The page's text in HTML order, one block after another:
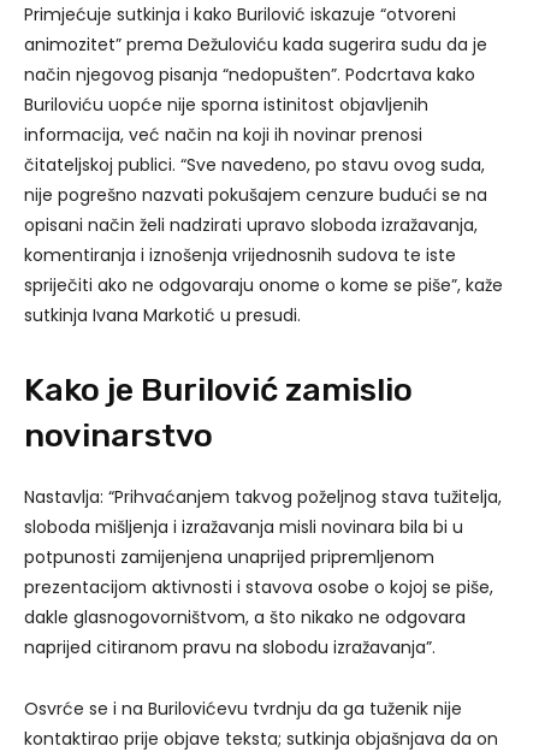
Primjećuje sutkinja i kako Burilović iskazuje “otvoreni
animozitet” prema Dežuloviću kada sugerira sudu da je
način njegovog pisanja “nedopušten”. Podcrtava kako
Buriloviću uopće nije sporna istinitost objavljenih
informacija, već način na koji ih novinar prenosi
čitateljskoj publici. “Sve navedeno, po stavu ovog suda,
nije pogrešno nazvati pokušajem cenzure budući se na
opisani način želi nadzirati upravo sloboda izražavanja,
komentiranja i iznošenja vrijednosnih sudova te iste
spriječiti ako ne odgovaraju onome o kome se piše”, kaže
sutkinja Ivana Markotić u presudi.
Kako je Burilović zamislio
novinarstvo
Nastavlja: “Prihvaćanjem takvog poželjnog stava tužitelja,
sloboda mišljenja i izražavanja misli novinara bila bi u
potpunosti zamijenjena unaprijed pripremljenom
prezentacijom aktivnosti i stavova osobe o kojoj se piše,
dakle glasnogovorništvom, a što nikako ne odgovara
naprijed citiranom pravu na slobodu izražavanja”.
Osvrće se i na Burilovićevu tvrdnju da ga tuženik nije
kontaktirao prije objave teksta; sutkinja objašnjava da on